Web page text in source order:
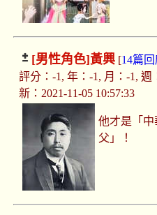
[男性角色]黃興[14篇
評分：-1, 年：-1, 月：-1, 週
新：2021-11-05 10:57:33
他才是「中
父」！